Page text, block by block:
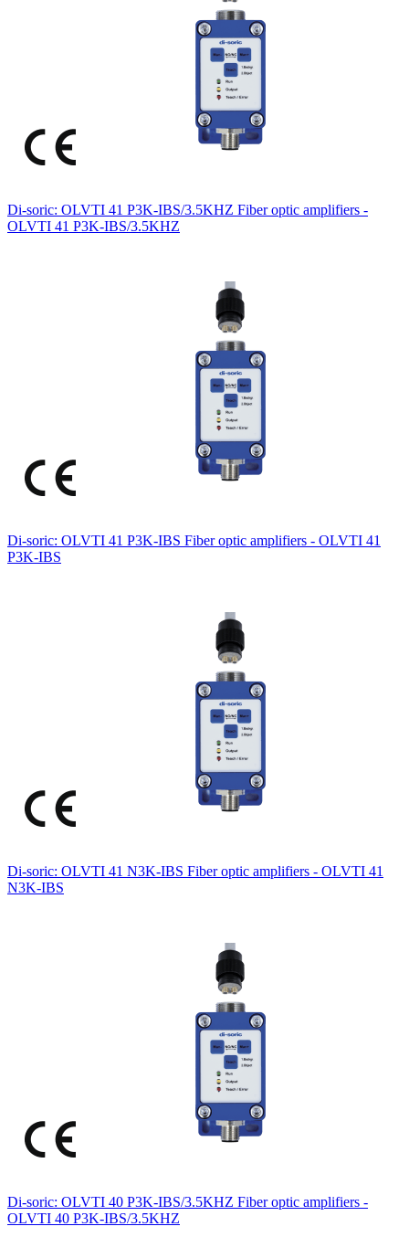
Di-soric: OLVTI 41 P3K-IBS/3.5KHZ Fiber optic amplifiers -
OLVTI 41 P3K-IBS/3.5KHZ
Di-soric: OLVTI 41 P3K-IBS Fiber optic amplifiers - OLVTI 41
P3K-IBS
Di-soric: OLVTI 41 N3K-IBS Fiber optic amplifiers - OLVTI 41
N3K-IBS
Di-soric: OLVTI 40 P3K-IBS/3.5KHZ Fiber optic amplifiers -
OLVTI 40 P3K-IBS/3.5KHZ